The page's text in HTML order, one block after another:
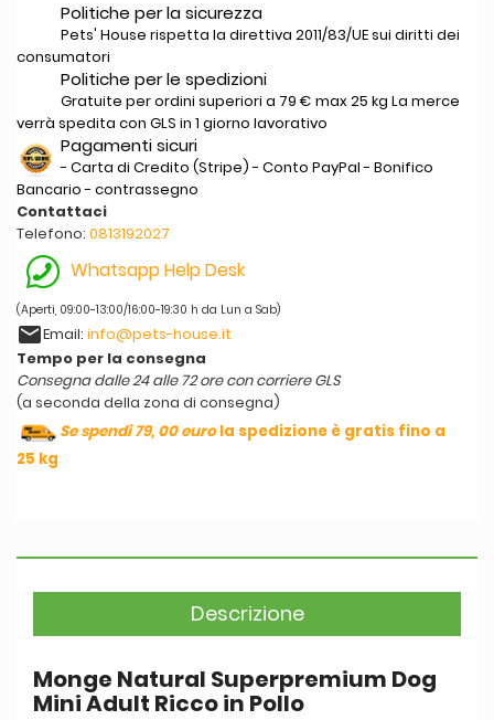
Politiche per la sicurezza
Pets' House rispetta la direttiva 2011/83/UE sui diritti dei
consumatori
Politiche per le spedizioni
Gratuite per ordini superiori a 79 € max 25 kg La merce
verrà spedita con GLS in 1 giorno lavorativo
Pagamenti sicuri
- Carta di Credito (Stripe) - Conto PayPal - Bonifico
Bancario - contrassegno
Contattaci
Telefono: 0813192027
Whatsapp Help Desk
(Aperti, 09:00-13:00/16:00-19:30 h da Lun a Sab)
emailEmail: info@pets-house.it
Tempo per la consegna
Consegna dalle 24 alle 72 ore con corriere GLS
(a seconda della zona di consegna)
Se spendi 79, 00 eurola spedizione è gratis fino a
25 kg
Descrizione
Monge Natural Superpremium Dog
Mini Adult Ricco in Pollo